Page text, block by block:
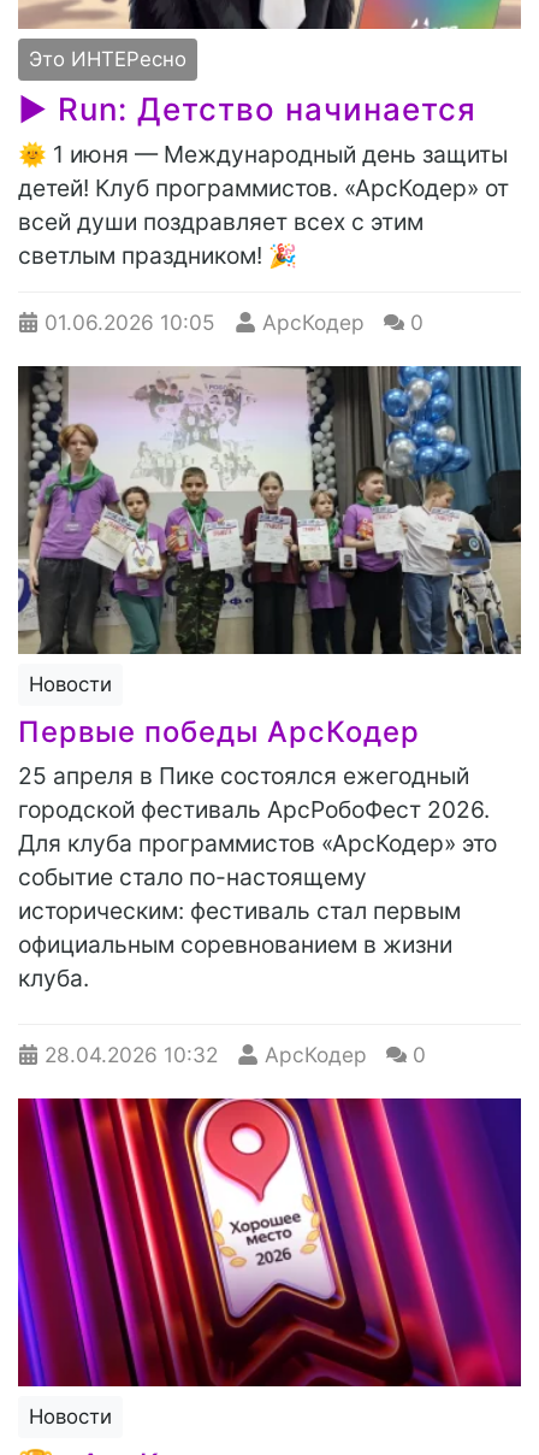
Это ИНТЕРесно
▶ Run: Детство начинается
🌞 1 июня — Международный день защиты
детей! Клуб программистов. «АрсКодер» от
всей души поздравляет всех с этим
светлым праздником! 🎉
01.06.2026 10:05 АрсКодер 0
Новости
Первые победы АрсКодер
25 апреля в Пике состоялся ежегодный
городской фестиваль АрсРобоФест 2026.
Для клуба программистов «АрсКодер» это
событие стало по-настоящему
историческим: фестиваль стал первым
официальным соревнованием в жизни
клуба.
28.04.2026 10:32 АрсКодер 0
Новости